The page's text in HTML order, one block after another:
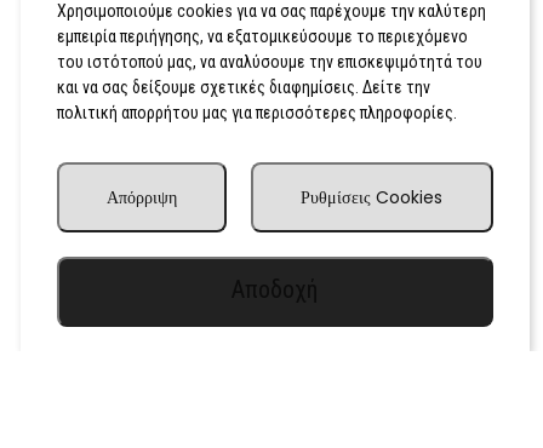
Χρησιμοποιούμε cookies για να σας παρέχουμε την καλύτερη
εμπειρία περιήγησης, να εξατομικεύσουμε το περιεχόμενο
του ιστότοπού μας, να αναλύσουμε την επισκεψιμότητά του
και να σας δείξουμε σχετικές διαφημίσεις. Δείτε την
πολιτική απορρήτου μας για περισσότερες πληροφορίες.
Ρυθμίσεις Cookies
Απόρριψη